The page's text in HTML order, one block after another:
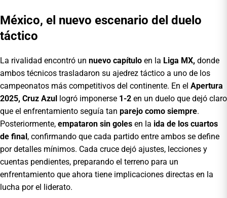
México, el nuevo escenario del duelo
táctico
La rivalidad encontró un nuevo capítulo en la Liga MX, donde
ambos técnicos trasladaron su ajedrez táctico a uno de los
campeonatos más competitivos del continente. En el Apertura
2025, Cruz Azul logró imponerse 1-2 en un duelo que dejó claro
que el enfrentamiento seguía tan parejo como siempre.
Posteriormente, empataron sin goles en la ida de los cuartos
de final , confirmando que cada partido entre ambos se define
por detalles mínimos. Cada cruce dejó ajustes, lecciones y
cuentas pendientes, preparando el terreno para un
enfrentamiento que ahora tiene implicaciones directas en la
lucha por el liderato.